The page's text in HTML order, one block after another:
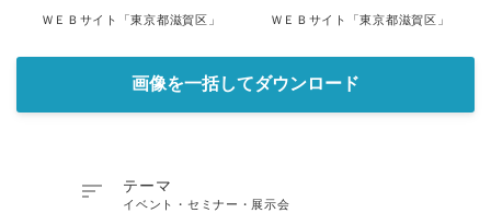
ＷＥＢサイト「東京都滋賀区」 ＷＥＢサイト「東京都滋賀区」
画像を一括してダウンロード
 テーマ
イベント・セミナー・展示会